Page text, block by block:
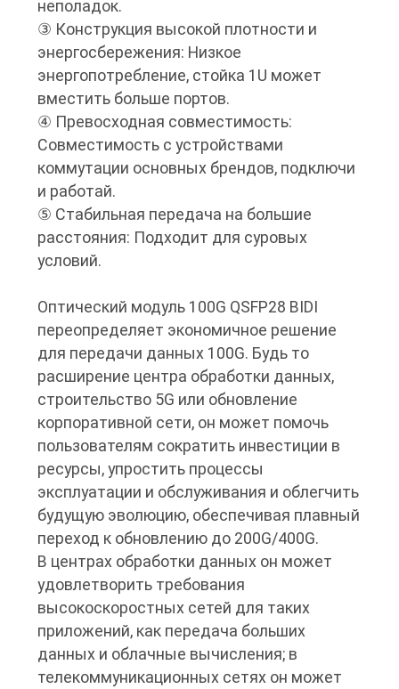
неполадок.
③ Конструкция высокой плотности и
энергосбережения: Низкое
энергопотребление, стойка 1U может
вместить больше портов.
④ Превосходная совместимость:
Совместимость с устройствами
коммутации основных брендов, подключи
и работай.
⑤ Стабильная передача на большие
расстояния: Подходит для суровых
условий.
Оптический модуль 100G QSFP28 BIDI
переопределяет экономичное решение
для передачи данных 100G. Будь то
расширение центра обработки данных,
строительство 5G или обновление
корпоративной сети, он может помочь
пользователям сократить инвестиции в
ресурсы, упростить процессы
эксплуатации и обслуживания и облегчить
будущую эволюцию, обеспечивая плавный
переход к обновлению до 200G/400G.
В центрах обработки данных он может
удовлетворить требования
высокоскоростных сетей для таких
приложений, как передача больших
данных и облачные вычисления; в
телекоммуникационных сетях он может